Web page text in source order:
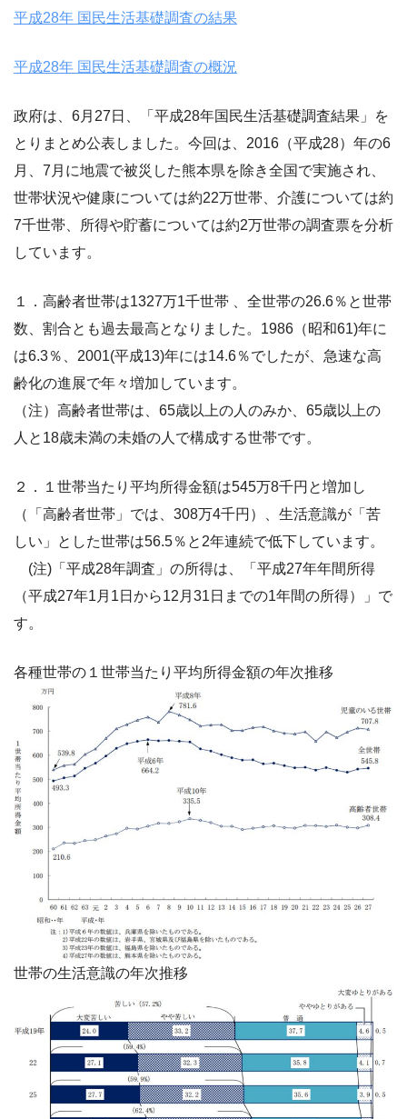
平成28年 国民生活基礎調査の結果
平成28年 国民生活基礎調査の概況
政府は、6月27日、「平成28年国民生活基礎調査結果」を
とりまとめ公表しました。今回は、2016（平成28）年の6
月、7月に地震で被災した熊本県を除き全国で実施され、
世帯状況や健康については約22万世帯、介護については約
7千世帯、所得や貯蓄については約2万世帯の調査票を分析
しています。
１．高齢者世帯は1327万1千世帯 、全世帯の26.6％と世帯
数、割合とも過去最高となりました。1986（昭和61)年に
は6.3％、2001(平成13)年には14.6％でしたが、急速な高
齢化の進展で年々増加しています。
（注）高齢者世帯は、65歳以上の人のみか、65歳以上の
人と18歳未満の未婚の人で構成する世帯です。
２．１世帯当たり平均所得金額は545万8千円と増加し
（「高齢者世帯」では、308万4千円）、生活意識が「苦
しい」とした世帯は56.5％と2年連続で低下しています。
(注)「平成28年調査」の所得は、「平成27年年間所得
（平成27年1月1日から12月31日までの1年間の所得）」で
す。
各種世帯の１世帯当たり平均所得金額の年次推移
世帯の生活意識の年次推移